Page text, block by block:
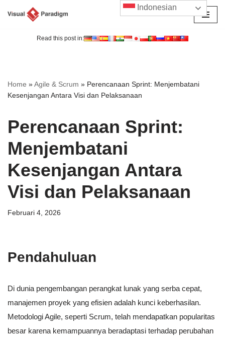
Read this post in:
Home »Agile & Scrum » Perencanaan Sprint: Menjembatani
Kesenjangan Antara Visi dan Pelaksanaan
Perencanaan Sprint:
Menjembatani
Kesenjangan Antara
Visi dan Pelaksanaan
Februari 4, 2026
Pendahuluan
Di dunia pengembangan perangkat lunak yang serba cepat,
manajemen proyek yang efisien adalah kunci keberhasilan.
Metodologi Agile, seperti Scrum, telah mendapatkan popularitas
besar karena kemampuannya beradaptasi terhadap perubahan
Indonesian